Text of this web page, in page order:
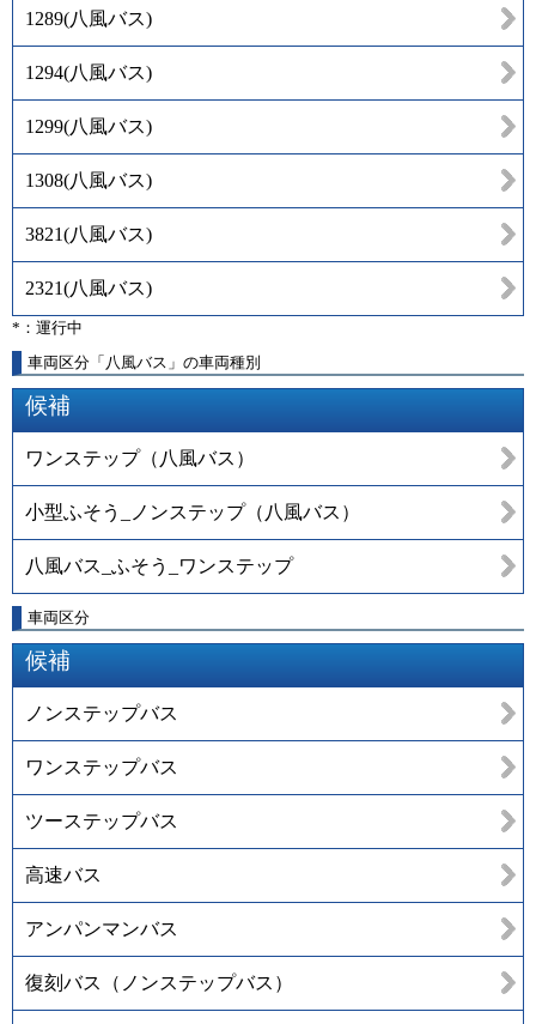
1289(八風バス)
1294(八風バス)
1299(八風バス)
1308(八風バス)
3821(八風バス)
2321(八風バス)
*：運行中
車両区分「八風バス」の車両種別
候補
ワンステップ（八風バス）
小型ふそう_ノンステップ（八風バス）
八風バス_ふそう_ワンステップ
車両区分
候補
ノンステップバス
ワンステップバス
ツーステップバス
高速バス
アンパンマンバス
復刻バス（ノンステップバス）